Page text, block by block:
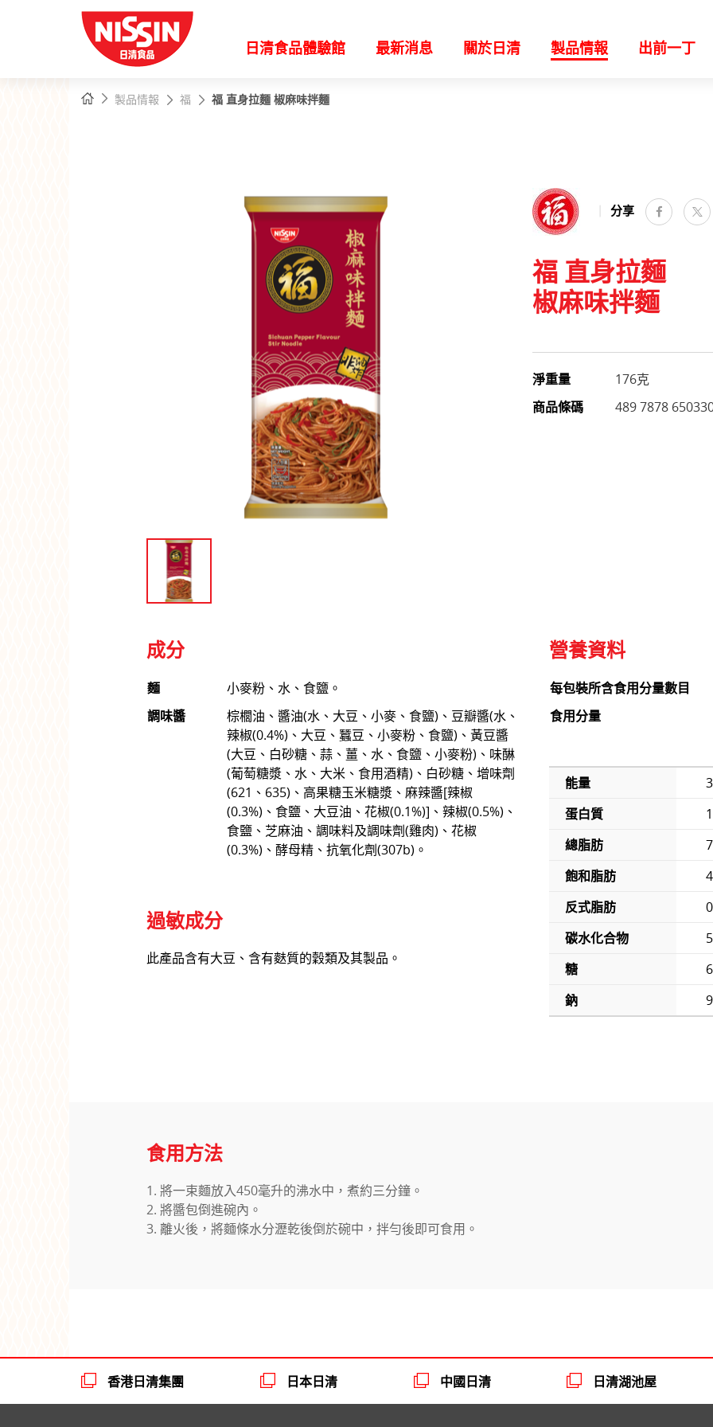
日清食品體驗館 最新消息 關於日清 製品情報 出前一丁
主頁製品情報 福 福 直身拉麵 椒麻味拌麵
分享
福 直身拉麵
椒麻味拌麵
淨重量
176克
商品條碼
489 7878
成分
麵
小麥粉、水、食鹽。
調味醬
棕櫚油、醬油(水、大豆、小麥、食鹽)、豆瓣醬(水、
辣椒(0.4%)、大豆、蠶豆、小麥粉、食鹽)、黃豆醬
(大豆、白砂糖、蒜、薑、水、食鹽、小麥粉)、味醂
(葡萄糖漿、水、大米、食用酒精)、白砂糖、增味劑
(621、635)、高果糖玉米糖漿、麻辣醬[辣椒
(0.3%)、食鹽、大豆油、花椒(0.1%)]、辣椒(0.5%)、
食鹽、芝麻油、調味料及調味劑(雞肉)、花椒
(0.3%)、酵母精、抗氧化劑(307b)。
過敏成分
此產品含有大豆、含有麩質的穀類及其製品。
營養資料
每包裝所含食用分量數目
食用分量
能量
蛋白質
總脂肪
飽和脂肪
反式脂肪
碳水化合物
糖
鈉
食用方法
1. 將一束麵放入450毫升的沸水中，煮約三分鐘。
2. 將醬包倒進碗內。
3. 離火後，將麵條水分瀝乾後倒於碗中，拌勻後即可食用。
香港日清集團 日本日清 中國日清 日清湖池屋